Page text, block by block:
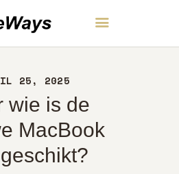
25, 2025
wie is de
MacBook